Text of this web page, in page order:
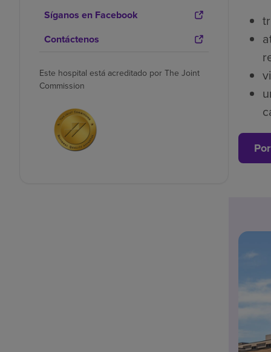
Síganos en Facebook
Contáctenos
Este hospital está acreditado por The Joint
Commission